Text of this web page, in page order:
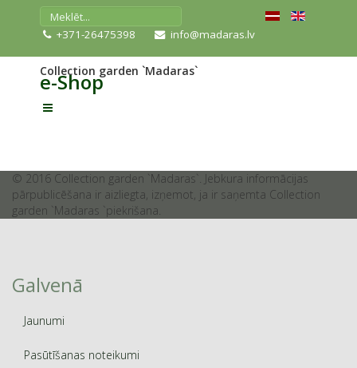
+371-26475398 info@madaras.lv
e-Shop
Collection garden `Madaras`
© 2016 Collection garden `Madaras`. Jebkura informācijas
pārpublicēšana ir aizliegta, izņemot, ja ir saņemta Collection
garden `Madaras `piekrišana.
Galvenā
Jaunumi
Pasūtīšanas noteikumi